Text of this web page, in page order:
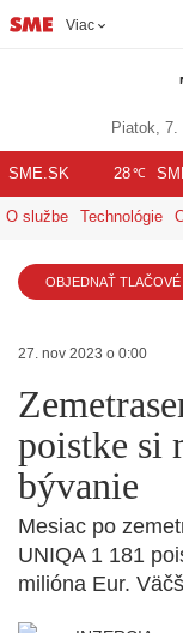
Viac
Piatok, 7.
SME.SK 28℃
O službe Technológie
OBJEDNAŤ TLAČOVÉ
27. nov 2023 o 0:00
poistke si
bývanie
Mesiac po
UNIQA 1 181
milióna Eur.